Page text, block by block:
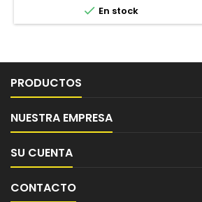
 En stock
PRODUCTOS
NUESTRA EMPRESA
SU CUENTA
CONTACTO